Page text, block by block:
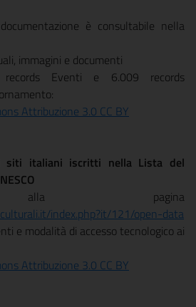
è consultabile nella
immagini e documenti
records Eventi e 6.009 records
Attribuzione 3.0 CC BY
siti italiani iscritti nella Lista del
alla pagina
index.php?it/121/open-data
e modalità di accesso tecnologico ai
Attribuzione 3.0 CC BY